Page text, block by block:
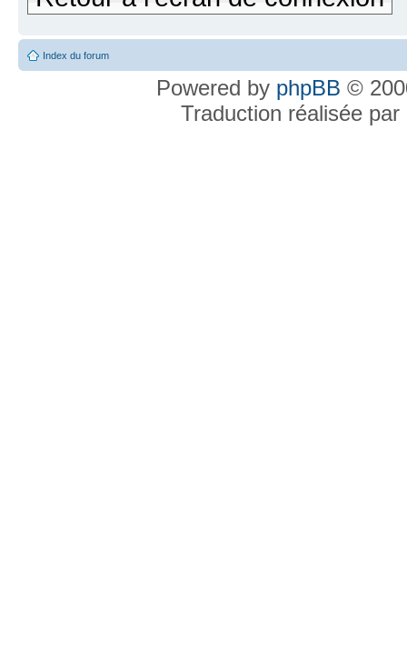
Index du forum
Powered by phpBB ©
Traduction réalisée par